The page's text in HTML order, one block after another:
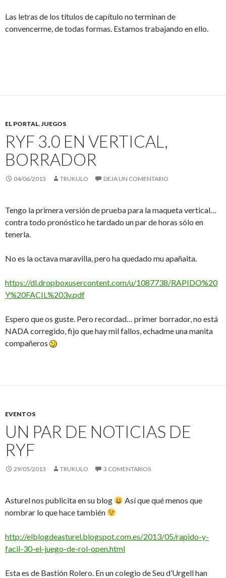
Las letras de los títulos de capítulo no terminan de
convencerme, de todas formas. Estamos trabajando en ello.
EL PORTAL,JUEGOS
RYF 3.0 EN VERTICAL,
BORRADOR
04/06/2013 TRUKULO DEJA UN COMENTARIO
Tengo la primera versión de prueba para la maqueta vertical…
contra todo pronóstico he tardado un par de horas sólo en
tenerla.
No es la octava maravilla, pero ha quedado mu apañaita.
https://dl.dropboxusercontent.com/u/1087738/RAPIDO%20
Y%20FACIL%203v.pdf
Espero que os guste. Pero recordad… primer borrador, no está
NADA corregido, fijo que hay mil fallos, echadme una manita
compañeros
EVENTOS
UN PAR DE NOTICIAS DE
RYF
29/05/2013 TRUKULO 3 COMENTARIOS
Asturel nos publicita en su blog
Así que qué menos que
nombrar lo que hace también
http://elblogdeasturel.blogspot.com.es/2013/05/rapido-y-
facil-30-el-juego-de-rol-open.html
Esta es de Bastión Rolero. En un colegio de Seu d’Urgell han